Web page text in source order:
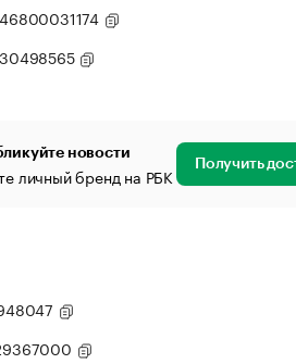
новости
личный бренд на РБК Получить